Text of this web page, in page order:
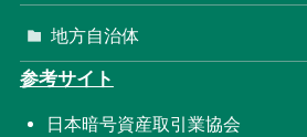
地方自治体
参考サイト
日本暗号資産取引業協会